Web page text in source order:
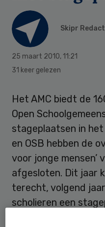
Skipr
25 maart 2010, 11:21
31 keer gelezen
Het AMC biedt de
Open
stageplaatsen in
en OSB hebben de
voor jonge mensen’
afgesloten. Dit jaar
terecht, volgend
scholieren een